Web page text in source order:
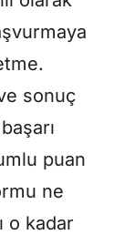
sonuç
puan
ne
o kadar